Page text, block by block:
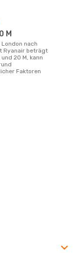
M
Ryanair beträgt
20 M, kann
Faktoren